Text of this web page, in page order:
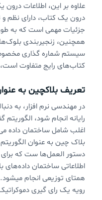
علاوه بر این، اطلاعات
درون یک کتاب، دارای نظم
جزئیات مهمی است که به
همچنین، زنجیربندی
سیستم شماره گذاری
کتاب‌های رایج متفاوت
تعریف بلاکچین به
در مهندسی نرم افزار، به
رایانه انجام شود،
اغلب شامل ساختمان داده
بلاک چین به عنوان
دستور العمل‌ها ست که
اطلاعاتی ساختمان
همتای توزیعی انجام
رویه یک رای گیری